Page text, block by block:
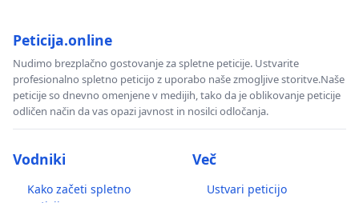
Peticija.online
Nudimo brezplačno gostovanje za spletne peticije. Ustvarite
profesionalno spletno peticijo z uporabo naše zmogljive storitve.Naše
peticije so dnevno omenjene v medijih, tako da je oblikovanje peticije
odličen način da vas opazi javnost in nosilci odločanja.
Vodniki
Kako začeti spletno
Več
Ustvari peticijo